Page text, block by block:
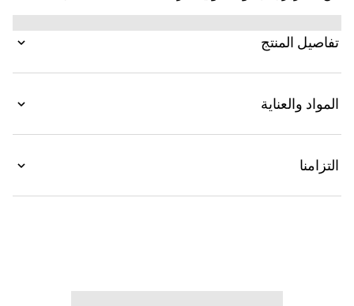
متعددة الاستخدامات من الكشمير بنقش GG وتكتمل
بتقليم محبوك ومضلّع.
تفاصيل المنتج
المواد والعناية
التزامنا